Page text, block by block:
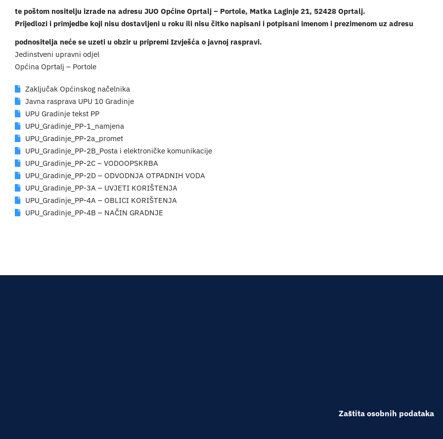
te poštom nositelju izrade na adresu JUO Općine Oprtalj – Portole, Matka Laginje 21, 52428 Oprtalj.
Prijedlozi i primjedbe koji nisu dostavljeni u roku ili nisu čitko napisani i potpisani imenom i prezimenom uz adresu
podnositelja neće se uzeti u obzir u pripremi Izvješća o javnoj raspravi.
Jedinstveni upravni odjel
Općina Oprtalj – Portole
Zaključak Općinskog načelnika
Javna rasprava UPU 10 Gradinje
UPU Gradinje tekst PP
UPU_Gradinje_PP-1_namjena
UPU_Gradinje_PP-2a_promet
UPU_Gradinje_PP-2B_Posta i elektroničke komunikacije
UPU_Gradinje_PP-2C – VODOOPSKRBA
UPU_Gradinje_PP-2D – ODVODNJA OTPADNIH VODA
UPU_Gradinje_PP-3A – UVJETI KORIŠTENJA
UPU_Gradinje_PP-4A – OBLICI KORIŠTENJA
UPU_Gradinje_PP-4B – NAČIN GRADNJE
Zaštita osobnih podataka